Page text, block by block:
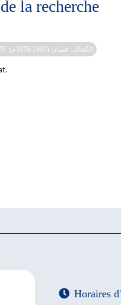
la recherche
الكعاك, عثمان (1903-1976م). 070
Horaires